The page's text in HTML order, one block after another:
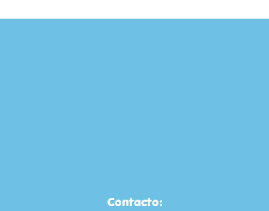
Contacto: